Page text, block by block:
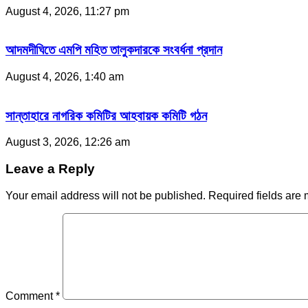
August 4, 2026, 11:27 pm
আদমদীঘিতে এমপি মহিত তালুকদারকে সংবর্ধনা প্রদান
August 4, 2026, 1:40 am
সান্তাহারে নাগরিক কমিটির আহবায়ক কমিটি গঠন
August 3, 2026, 12:26 am
Leave a Reply
Your email address will not be published. Required fields are
Comment*